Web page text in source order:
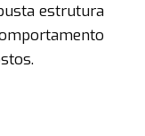
estrutura